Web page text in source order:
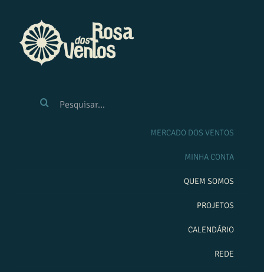
conteúdo
RESULTADOS
MERCADO DOS VENTOS
MINHA CONTA
QUEM SOMOS
PROJETOS
CALENDÁRIO
REDE